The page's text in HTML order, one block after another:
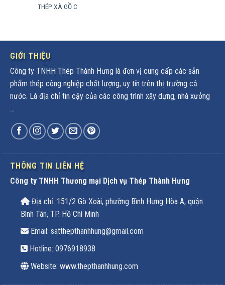
THÉP XÀ GỒ C
GIỚI THIỆU
Công ty TNHH Thép Thành Hưng là đơn vị cung cấp các sản
phẩm thép công nghiệp chất lượng, uy tín trên thị trường cả
nước. Là địa chỉ tin cậy của các công trình xây dựng, nhà xưởng
...
THÔNG TIN LIÊN HỆ
Công ty TNHH Thương mại Dịch vụ Thép Thành Hưng
Địa chỉ: 151/2 Gò Xoài, phường Bình Hưng Hòa A, quận
Bình Tân, TP. Hồ Chí Minh
Email: satthepthanhhung@gmail.com
Hotline: 0976918938
Website: www.thepthanhhung.com